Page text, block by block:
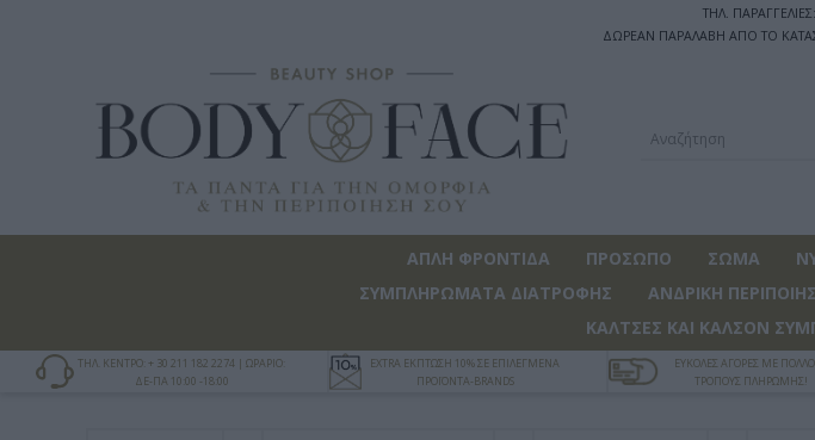
ΤΗΛ. ΠΑΡΑΓΓΕΛΙΕΣ:
ΔΩΡΕΑΝ ΠΑΡΑΛΑΒΗ ΑΠΟ ΤΟ
ΑΠΛΗ ΦΡΟΝΤΙΔΑ ΠΡΟΣΩΠΟ ΣΩΜΑ
ΣΥΜΠΛΗΡΩΜΑΤΑ ΔΙΑΤΡΟΦΗΣ
ΑΝΔΡΙΚΗ
ΚΑΛΤΣΕΣ ΚΑΙ ΚΑΛΣΟΝ
ΤΗΛ. ΚΕΝΤΡΟ: + 30 211 182 2274 | ΩΡΑΡΙΟ:
ΔΕ-ΠΑ 10:00 -18:00
EXTRA ΕΚΠΤΩΣΗ 10% ΣΕ ΕΠΙΛΕΓΜΕΝΑ
ΠΡΟΪΟΝΤΑ-BRANDS
ΕΥΚΟΛΕΣ ΑΓΟΡΕΣ ΜΕ
ΤΡΟΠΟΥΣ ΠΛΗΡΩΜΗΣ!